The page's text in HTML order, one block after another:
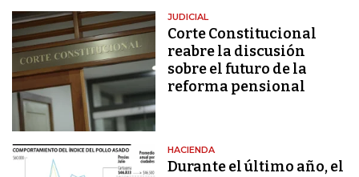
JUDICIAL
Corte Constitucional
reabre la discusión
sobre el futuro de la
reforma pensional
HACIENDA
Durante el último año, el